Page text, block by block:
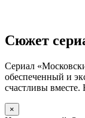
Сюжет
Сериал
обеспеченный и
счастливы
×